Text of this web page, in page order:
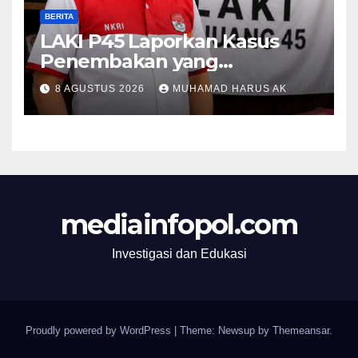
BERITA
LAKI P45 Laporkan Kasus
Penembakan yang
Tewaskan Terduga Pencuri
Durian oleh Oknum Pegawai
Lapas Lubuklinggau
8 AGUSTUS 2026 MUHAMAD HARUS AK
mediainfopol.com
Investigasi dan Edukasi
Proudly powered by WordPress Theme: Newsup by Themeansar.